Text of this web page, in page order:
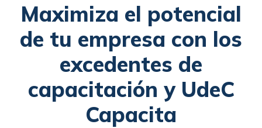
Maximiza el potencial
de tu empresa con los
excedentes de
capacitación y UdeC
Capacita